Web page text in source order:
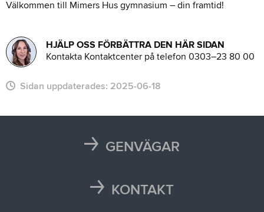
Välkommen till Mimers Hus gymnasium – din framtid!
HJÄLP OSS FÖRBÄTTRA DEN HÄR SIDAN
Kontakta Kontaktcenter på telefon 0303–23 80 00
Sidan uppdaterades: 2025-06-18
GENVÄGAR
Läsårstider
KONTAKT